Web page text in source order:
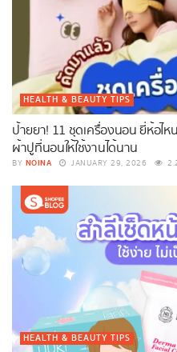
HEALTH & BEAUTY TIPS
ป้ายยา! 11 ชุดเครื่องนอน ยี่ห้อไ
ผ้าปูที่นอนให้ใช้งานได้นาน
BY NOINA JANUARY 29, 2026
HEALTH & BEAUTY TIPS